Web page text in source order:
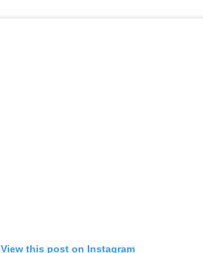
View this post on Instagram